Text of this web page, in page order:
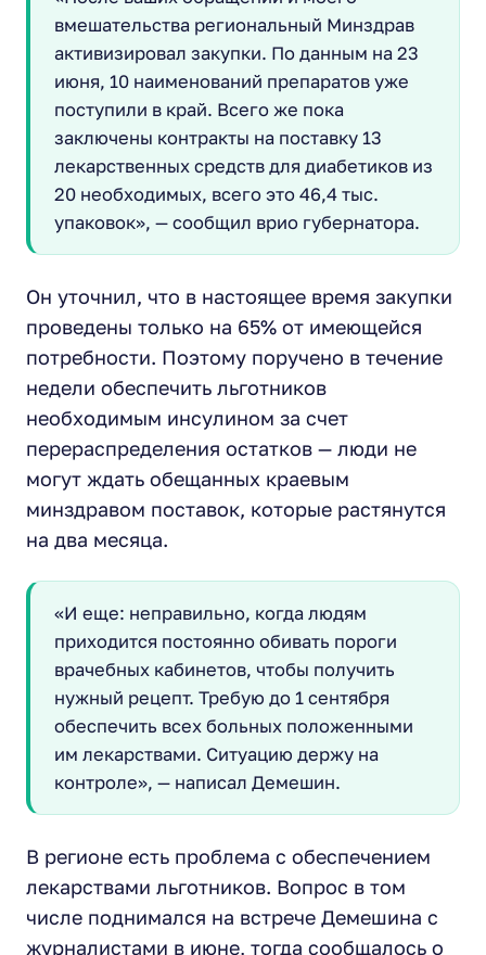
вмешательства региональный Минздрав
активизировал закупки. По данным на 23
июня, 10 наименований препаратов уже
поступили в край. Всего же пока
заключены контракты на поставку 13
лекарственных средств для диабетиков из
20 необходимых, всего это 46,4 тыс.
упаковок», — сообщил врио губернатора.
Он уточнил, что в настоящее время закупки
проведены только на 65% от имеющейся
потребности. Поэтому поручено в течение
недели обеспечить льготников
необходимым инсулином за счет
перераспределения остатков — люди не
могут ждать обещанных краевым
минздравом поставок, которые растянутся
на два месяца.
«И еще: неправильно, когда людям
приходится постоянно обивать пороги
врачебных кабинетов, чтобы получить
нужный рецепт. Требую до 1 сентября
обеспечить всех больных положенными
им лекарствами. Ситуацию держу на
контроле», — написал Демешин.
В регионе есть проблема с обеспечением
лекарствами льготников. Вопрос в том
числе поднимался на встрече Демешина с
журналистами в июне, тогда сообщалось о